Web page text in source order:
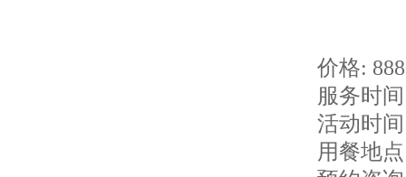
价格:
服务时
活动时
用餐地